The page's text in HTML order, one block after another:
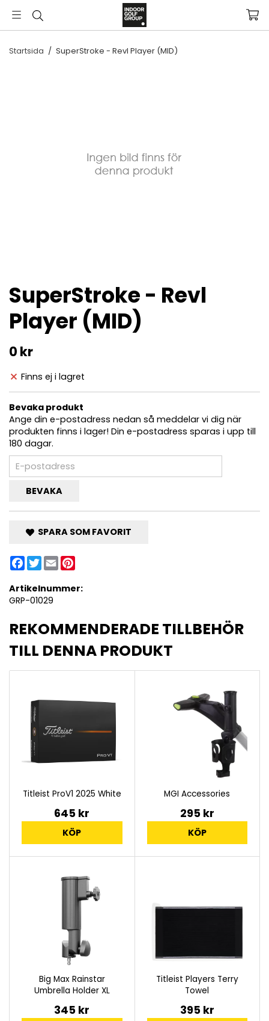
Startsida / SuperStroke - Revl Player (MID)
SuperStroke - Revl
Player (MID)
0 kr
Finns ej i lagret
Bevaka produkt
Ange din e-postadress nedan så meddelar vi dig när
produkten finns i lager! Din e-postadress sparas i upp till
180 dagar.
BEVAKA
SPARA SOM FAVORIT
Facebook
Twitter
Email
Artikelnummer:
GRP-01029
REKOMMENDERADE TILLBEHÖR
TILL DENNA PRODUKT
Titleist ProV1 2025 White
645 kr
KÖP
MGI Accessories
295 kr
KÖP
Big Max Rainstar
Umbrella Holder XL
345 kr
Titleist Players Terry
Towel
395 kr